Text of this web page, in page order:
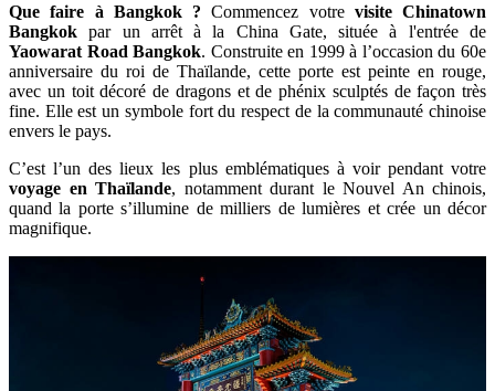
Que faire à Bangkok ? Commencez votre visite Chinatown
Bangkok par un arrêt à la China Gate, située à l'entrée de
Yaowarat Road Bangkok. Construite en 1999 à l’occasion du 60e
anniversaire du roi de Thaïlande, cette porte est peinte en rouge,
avec un toit décoré de dragons et de phénix sculptés de façon très
fine. Elle est un symbole fort du respect de la communauté chinoise
envers le pays.
C’est l’un des lieux les plus emblématiques à voir pendant votre
voyage en Thaïlande, notamment durant le Nouvel An chinois,
quand la porte s’illumine de milliers de lumières et crée un décor
magnifique.